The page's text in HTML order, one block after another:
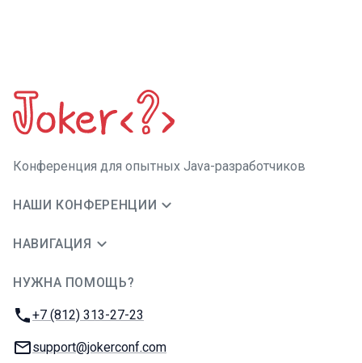
Конференция для опытных Java-разработчиков
НАШИ КОНФЕРЕНЦИИ
НАВИГАЦИЯ
НУЖНА ПОМОЩЬ?
Телефон:
+7 (812) 313-27-23
E-mail:
support@jokerconf.com